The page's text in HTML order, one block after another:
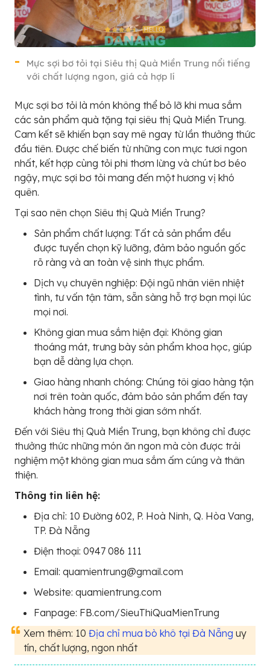
Mực sợi bơ tỏi tại Siêu thị Quà Miền Trung nổi tiếng
với chất lượng ngon, giá cả hợp lí
Mực sợi bơ tỏi là món không thể bỏ lỡ khi mua sắm
các sản phẩm quà tặng tại siêu thị Quà Miền Trung.
Cam kết sẽ khiến bạn say mê ngay từ lần thưởng thức
đầu tiên. Được chế biến từ những con mực tươi ngon
nhất, kết hợp cùng tỏi phi thơm lừng và chút bơ béo
ngậy, mực sợi bơ tỏi mang đến một hương vị khó
quên.
Tại sao nên chọn Siêu thị Quà Miền Trung?
Sản phẩm chất lượng: Tất cả sản phẩm đều
được tuyển chọn kỹ lưỡng, đảm bảo nguồn gốc
rõ ràng và an toàn vệ sinh thực phẩm.
Dịch vụ chuyên nghiệp: Đội ngũ nhân viên nhiệt
tình, tư vấn tận tâm, sẵn sàng hỗ trợ bạn mọi lúc
mọi nơi.
Không gian mua sắm hiện đại: Không gian
thoáng mát, trưng bày sản phẩm khoa học, giúp
bạn dễ dàng lựa chọn.
Giao hàng nhanh chóng: Chúng tôi giao hàng tận
nơi trên toàn quốc, đảm bảo sản phẩm đến tay
khách hàng trong thời gian sớm nhất.
Đến với Siêu thị Quà Miền Trung, bạn không chỉ được
thưởng thức những món ăn ngon mà còn được trải
nghiệm một không gian mua sắm ấm cúng và thân
thiện.
Thông tin liên hệ:
Địa chỉ: 10 Đường 602, P. Hoà Ninh, Q. Hòa Vang,
TP. Đà Nẵng
Điện thoại: 0947 086 111
Email: quamientrung@gmail.com
Website: quamientrung.com
Fanpage: FB.com/SieuThiQuaMienTrung
Xem thêm: 10 Địa chỉ mua bò khô tại Đà Nẵng uy
tín, chất lượng, ngon nhất